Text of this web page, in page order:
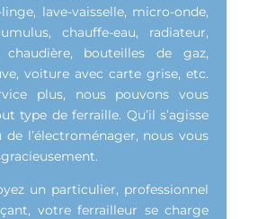
lave-vaisselle, micro-onde,
chauffe-eau, radiateur,
chaudière, bouteilles de gaz,
voiture avec carte grise, etc.
plus, nous pouvons vous
type de ferraille. Qu’il s’agisse
l’électroménager, nous vous
un particulier, professionnel
votre ferrailleur se charge